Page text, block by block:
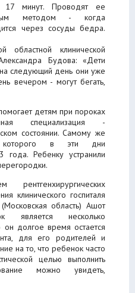
17 минут. Проводят ее
методом - когда
через сосуды бедра.
областной клинической
Будова: «Дети
следующий день они уже
вечером - могут бегать,
детям при пороках
специализация -
состоянии. Самому же
которого в эти дни
Ребенку устранили
рентгенхирургических
клинического госпиталя
область) Ашот
является несколько
он долгое время остается
для его родителей и
на то, что ребенок часто
целью выполнить
можно увидеть,